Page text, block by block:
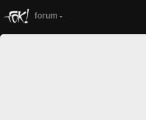
forum